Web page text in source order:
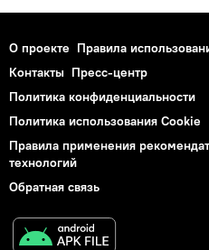
О проекте Правила
Контакты Пресс-центр
Политика конфиденциальности
Политика использования Cookie
Правила применения
технологий
Обратная связь